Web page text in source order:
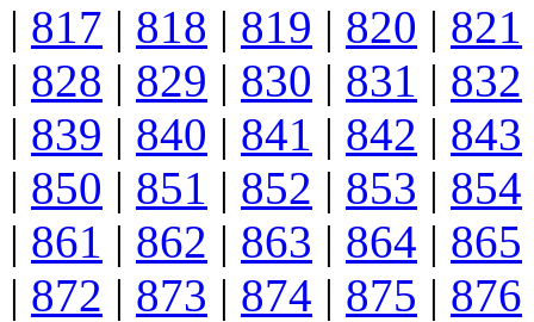
| 817 | 818 | 819 | 820 | 821
| 828 | 829 | 830 | 831 | 832
| 839 | 840 | 841 | 842 | 843
| 850 | 851 | 852 | 853 | 854
| 861 | 862 | 863 | 864 | 865
| 872 | 873 | 874 | 875 | 876